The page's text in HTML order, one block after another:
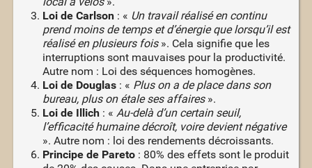
Loi de Carlson: « Un travail réalisé en continu
prend moins de temps et d’énergie que lorsqu’il est
réalisé en plusieurs fois». Cela signifie que les
interruptions sont mauvaises pour la productivité.
Autre nom : Loi des séquences homogènes.
Loi de Douglas: « Plus on a de place dans son
bureau, plus on étale ses affaires».
Loi de Illich: « Au-delà d’un certain seuil,
l’efficacité humaine décroît, voire devient négative
». Autre nom : loi des rendements décroissants.
Principe de Pareto: 80% des effets sont le produit